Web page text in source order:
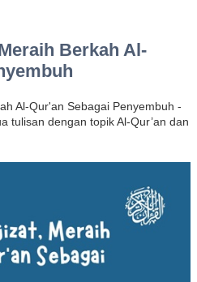
Berkah Al-
Al-Qur'an Sebagai Penyembuh -
tulisan dengan topik Al-Qur’an dan